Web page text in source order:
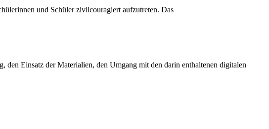
und Schüler zivilcouragiert aufzutreten. Das
Einsatz der Materialien, den Umgang mit den darin enthaltenen digitalen